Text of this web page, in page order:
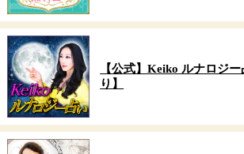
【公式】Keiko ルナロジ
り】